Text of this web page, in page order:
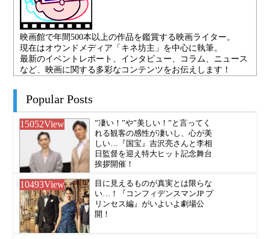
映画館で年間500本以上の作品を鑑賞する映画ライター。
現在はオウンドメディア「キネ坊主」を中心に執筆。
最新のイベントレポート、インタビュー、コラム、ニュース
など、映画に関する多彩なコンテンツをお伝えします！
Popular Posts
15052View
”凄い！”や”美しい！”と言ってく
れる観客の感性が凄いし、心が美
しい…『国宝』吉沢亮さんと李相
日監督を迎え特大ヒット記念舞台
挨拶開催！
10493View
目に見えるものが真実とは限らな
い…！『コンフィデンスマンJP プ
リンセス編』がいよいよ劇場公
開！